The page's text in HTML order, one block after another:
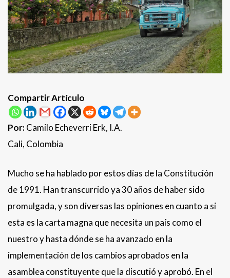
Compartir Artículo
Por:Camilo Echeverri Erk, I.A.
Cali, Colombia
Mucho se ha hablado por estos días de la Constitución
de 1991. Han transcurrido ya 30 años de haber sido
promulgada, y son diversas las opiniones en cuanto a si
esta es la carta magna que necesita un país como el
nuestro y hasta dónde se ha avanzado en la
implementación de los cambios aprobados en la
asamblea constituyente que la discutió y aprobó. En el